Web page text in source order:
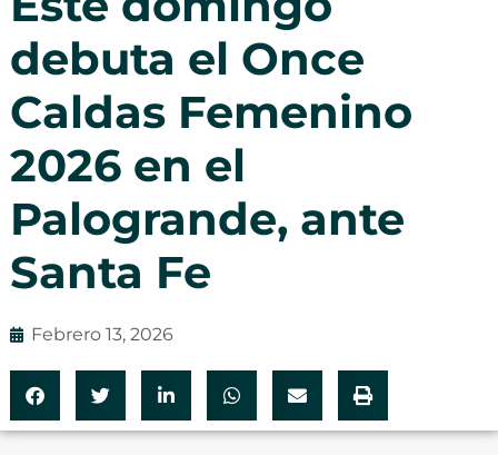
debuta el Once
Caldas Femenino
2026 en el
Palogrande, ante
Santa Fe
Febrero 13, 2026